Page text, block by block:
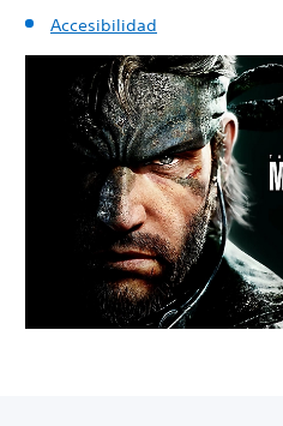
Accesibilidad